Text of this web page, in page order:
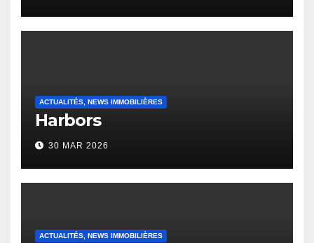
ACTUALITÉS, NEWS IMMOBILIÈRES
Harbors
30 MAR 2026
ACTUALITÉS, NEWS IMMOBILIÈRES